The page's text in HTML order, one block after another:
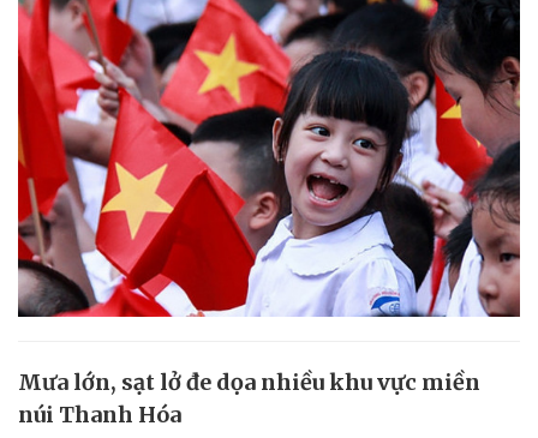
Mưa lớn, sạt lở đe dọa nhiều khu vực miền
núi Thanh Hóa